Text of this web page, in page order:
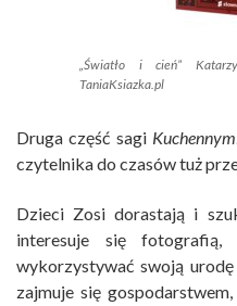
„Światło i cień”
TaniaKsiazka.pl
Druga część sagi
czytelnika do czasów tuż
Dzieci Zosi dorastają i
interesuje się fotografią,
wykorzystywać swoją
zajmuje się